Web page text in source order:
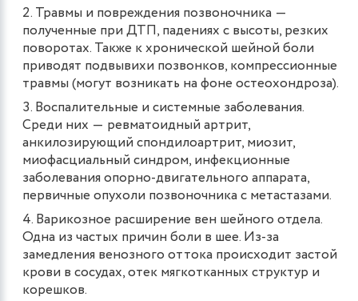
Травмы и повреждения позвоночника ―
полученные при ДТП, падениях с высоты, резких
поворотах. Также к хронической шейной боли
приводят подвывихи позвонков, компрессионные
травмы (могут возникать на фоне остеохондроза).
Воспалительные и системные заболевания.
Среди них ― ревматоидный артрит,
анкилозирующий спондилоартрит, миозит,
миофасциальный синдром, инфекционные
заболевания опорно-двигательного аппарата,
первичные опухоли позвоночника с метастазами.
Варикозное расширение вен шейного отдела.
Одна из частых причин боли в шее. Из-за
замедления венозного оттока происходит застой
крови в сосудах, отек мягкотканных структур и
корешков.